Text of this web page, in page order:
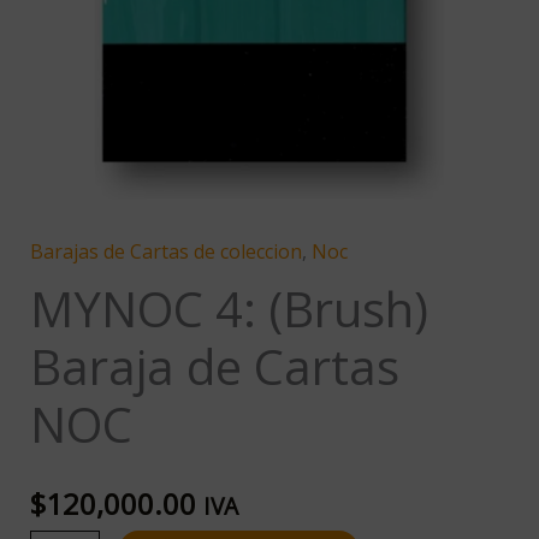
Barajas de Cartas de coleccion, Noc
MYNOC 4: (Brush)
Baraja de Cartas
NOC
$120,000.00 IVA